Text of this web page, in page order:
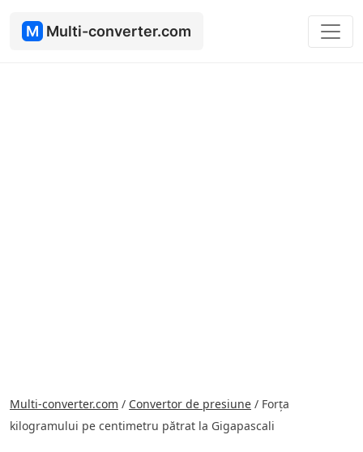
M Multi-converter.com
Multi-converter.com / Convertor de presiune / Forța
kilogramului pe centimetru pătrat la Gigapascali